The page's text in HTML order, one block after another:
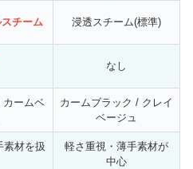
チーム 浸透スチーム(標準)
なし
カームベ
カームブラック / クレイ
ベージュ
素材を扱
軽さ重視・薄手素材が
中心